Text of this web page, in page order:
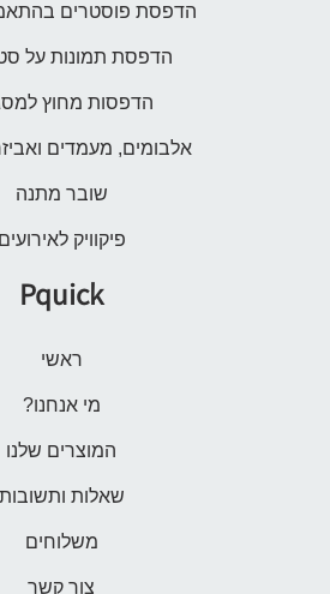
הדפסת פוסטרים
הדפסת תמונות על
הדפסות מחוץ
אלבומים, מעמדים
שובר מתנה
פיקוויק לאירועים
Pquick
ראשי
מי אנחנו?
המוצרים שלנו
שאלות ותשובות
משלוחים
צור קשר